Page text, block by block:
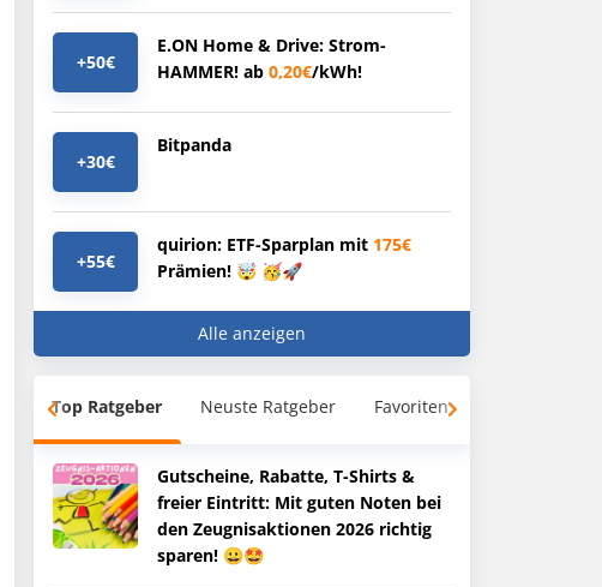
+50€
E.ON Home & Drive: Strom-
HAMMER! ab 0,20€/kWh!
+30€
Bitpanda
+55€
quirion: ETF-Sparplan mit 175€
Prämien! 🤯 🥳🚀
Alle anzeigen
Top Ratgeber Neuste Ratgeber Favoriten
Gutscheine, Rabatte, T-Shirts &
freier Eintritt: Mit guten Noten bei
den Zeugnisaktionen 2026 richtig
sparen! 😀🤩